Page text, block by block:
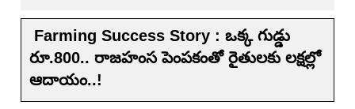
Farming Success Story : ఒక్క గుడ్డు
రూ.800.. రాజహంస పెంపకంతో రైతులకు లక్షల్లో
ఆదాయం..!